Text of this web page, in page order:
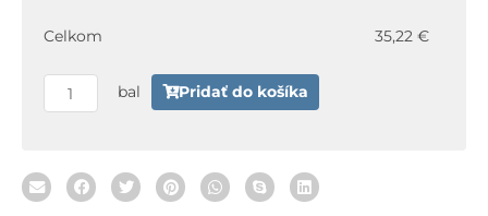
Celkom 35,22 €
Larice
x
bal Pridať do košíka